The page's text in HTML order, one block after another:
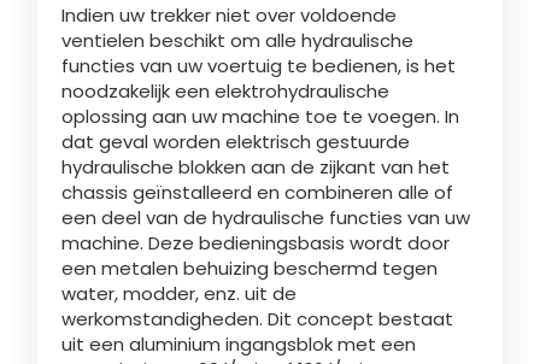
JOBS
CONTACT
MyJOSKIN
Dansk
Română
Suomi
Magyar
Български
Indien uw trekker niet over voldoende
ventielen beschikt om alle hydraulische
functies van uw voertuig te bedienen, is het
noodzakelijk een elektrohydraulische
oplossing aan uw machine toe te voegen. In
dat geval worden elektrisch gestuurde
hydraulische blokken aan de zijkant van het
chassis geïnstalleerd en combineren alle of
een deel van de hydraulische functies van uw
machine. Deze bedieningsbasis wordt door
een metalen behuizing beschermd tegen
water, modder, enz. uit de
werkomstandigheden. Dit concept bestaat
uit een aluminium ingangsblok met een